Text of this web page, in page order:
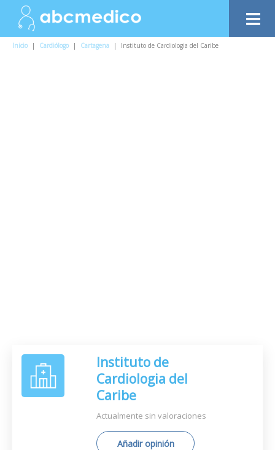
Inicio | Cardiólogo | Cartagena | Instituto de Cardiologia del Caribe
Instituto de
Cardiologia del
Caribe
Actualmente sin valoraciones
Añadir opinión